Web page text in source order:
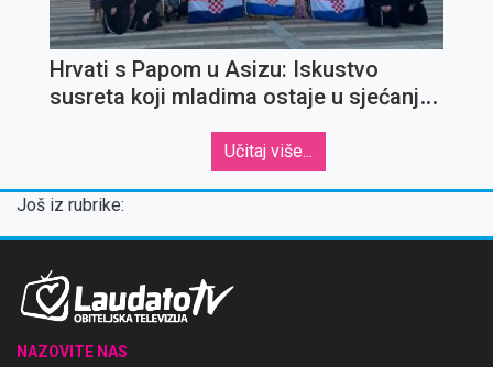
Hrvati s Papom u Asizu: Iskustvo
susreta koji mladima ostaje u sjećanju
Učitaj više...
Još iz rubrike:
NAZOVITE NAS